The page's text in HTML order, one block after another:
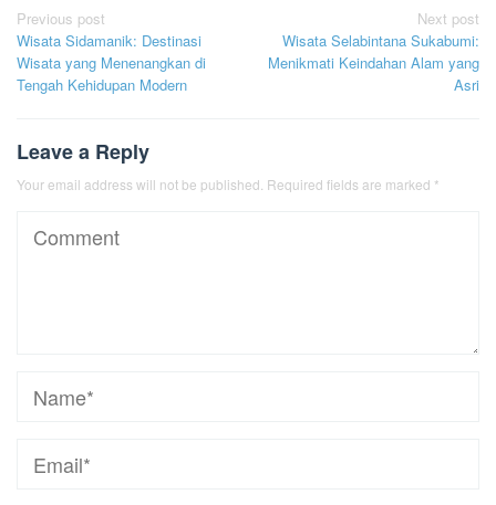
Post
navigation
Previous post
Wisata Sidamanik: Destinasi
Wisata yang Menenangkan di
Tengah Kehidupan Modern
Next post
Wisata Selabintana Sukabumi:
Menikmati Keindahan Alam yang
Asri
Leave a Reply
Your email address will not be published. Required fields are marked *